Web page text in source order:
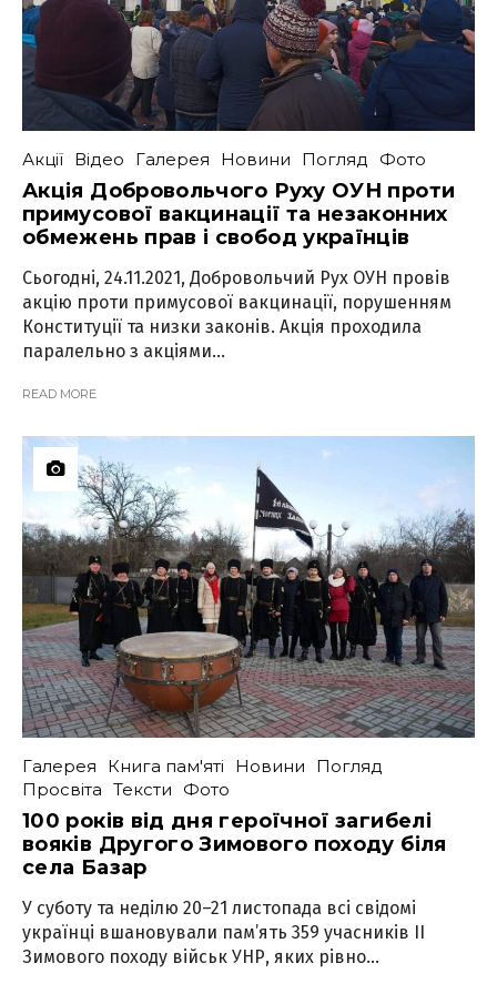
Акції Відео Галерея Новини Погляд Фото
Акція Добровольчого Руху ОУН проти
примусової вакцинації та незаконних
обмежень прав і свобод українців
Сьогодні, 24.11.2021, Добровольчий Рух ОУН провів
акцію проти примусової вакцинації, порушенням
Конституції та низки законів. Акція проходила
паралельно з акціями...
READ MORE
Галерея Книга пам'яті Новини
Погляд
Просвіта Тексти Фото
100 років від дня героїчної загибелі
вояків Другого Зимового походу біля
села Базар
У суботу та неділю 20–21 листопада всі свідомі
українці вшановували пам’ять 359 учасників ІІ
Зимового походу військ УНР, яких рівно...